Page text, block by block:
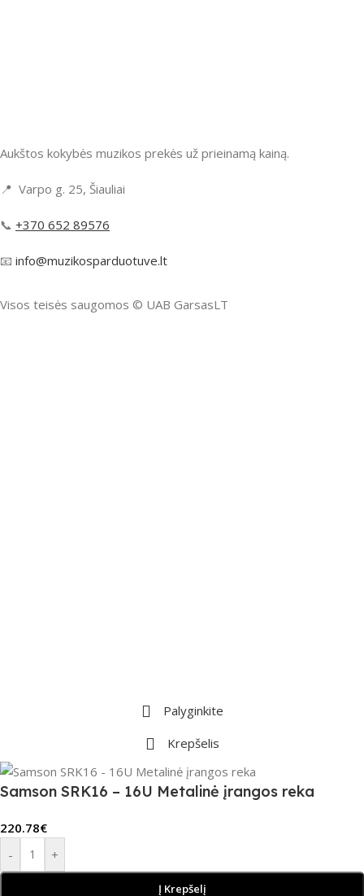
Aukštos kokybės muzikos prekės už prieinamą kainą.
📍 Varpo g. 25, Šiauliai
📞 +370 652 89576
📧 info@muzikosparduotuve.lt
Visos teisės saugomos ©️ UAB GarsasLT
Palyginkite
Krepšelis
Samson SRK16 – 16U Metalinė įrangos reka
220.78€
-
+
Į Krepšelį